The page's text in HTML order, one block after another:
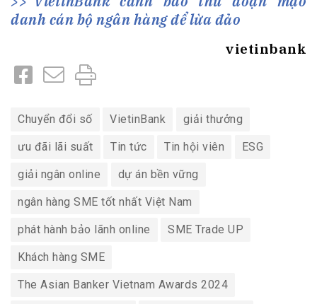
danh cán bộ ngân hàng để lừa đảo
vietinbank
Chuyển đổi số VietinBank giải thưởng
ưu đãi lãi suất Tin tức Tin hội viên ESG
giải ngân online dự án bền vững
ngân hàng SME tốt nhất Việt Nam
phát hành bảo lãnh online SME Trade UP
Khách hàng SME
The Asian Banker Vietnam Awards 2024